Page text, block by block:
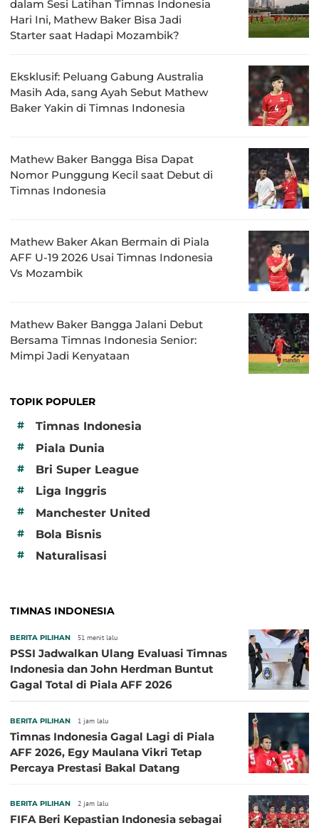
dalam Sesi Latihan Timnas Indonesia
Hari Ini, Mathew Baker Bisa Jadi
Starter saat Hadapi Mozambik?
Eksklusif: Peluang Gabung Australia
Masih Ada, sang Ayah Sebut Mathew
Baker Yakin di Timnas Indonesia
Mathew Baker Bangga Bisa Dapat
Nomor Punggung Kecil saat Debut di
Timnas Indonesia
Mathew Baker Akan Bermain di Piala
AFF U-19 2026 Usai Timnas Indonesia
Vs Mozambik
Mathew Baker Bangga Jalani Debut
Bersama Timnas Indonesia Senior:
Mimpi Jadi Kenyataan
TOPIK POPULER
#
Timnas Indonesia
# Piala Dunia
# Bri Super League
# Liga Inggris
# Manchester United
# Bola Bisnis
# Naturalisasi
TIMNAS INDONESIA
BERITA PILIHAN 51 menit lalu
PSSI Jadwalkan Ulang Evaluasi Timnas
Indonesia dan John Herdman Buntut
Gagal Total di Piala AFF 2026
BERITA PILIHAN 1 jam lalu
Timnas Indonesia Gagal Lagi di Piala
AFF 2026, Egy Maulana Vikri Tetap
Percaya Prestasi Bakal Datang
BERITA PILIHAN 2 jam lalu
FIFA Beri Kepastian Indonesia sebagai